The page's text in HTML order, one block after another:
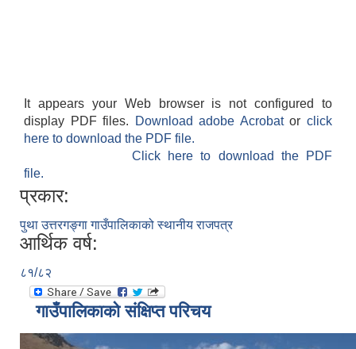
It appears your Web browser is not configured to
display PDF files.
Download adobe Acrobatorclick
here to download the PDF file.
Click here to download the PDF
file.
प्रकार:
पुथा उत्तरगङ्गा गाउँपालिकाको स्थानीय राजपत्र
आर्थिक वर्ष:
८१/८२
गाउँपालिकाको संक्षिप्त परिचय